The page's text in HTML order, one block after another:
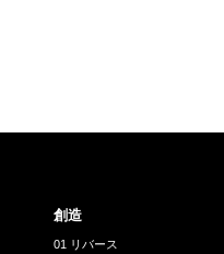
創造
01 リバース